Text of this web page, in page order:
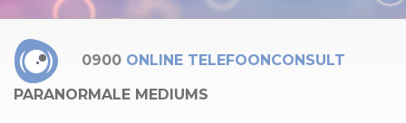
0900 ONLINE TELEFOONCONSULT
PARANORMALE MEDIUMS